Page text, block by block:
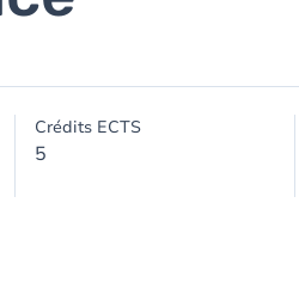
Crédits ECTS
5